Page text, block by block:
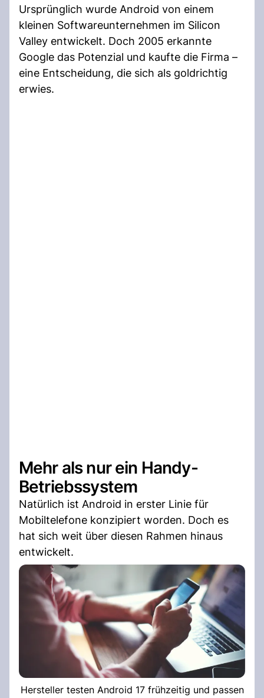
Ursprünglich wurde Android von einem
kleinen Softwareunternehmen im Silicon
Valley entwickelt. Doch 2005 erkannte
Google das Potenzial und kaufte die Firma –
eine Entscheidung, die sich als goldrichtig
erwies.
Mehr als nur ein Handy-
Betriebssystem
Natürlich ist Android in erster Linie für
Mobiltelefone konzipiert worden. Doch es
hat sich weit über diesen Rahmen hinaus
entwickelt.
Hersteller testen Android 17 frühzeitig und passen